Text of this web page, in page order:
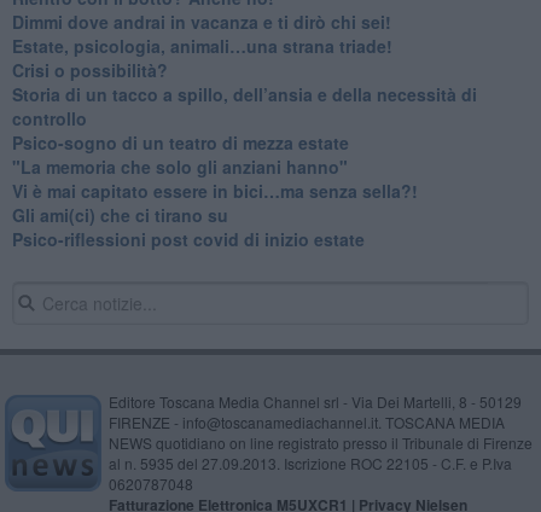
Dimmi dove andrai in vacanza e ti dirò chi sei!
​Estate, psicologia, animali…una strana triade!
​Crisi o possibilità?
​Storia di un tacco a spillo, dell’ansia e della necessità di
controllo
​Psico-sogno di un teatro di mezza estate
"La memoria che solo gli anziani hanno"
​Vi è mai capitato essere in bici…ma senza sella?!
​Gli ami(ci) che ci tirano su
Psico-riflessioni post covid di inizio estate
Editore Toscana Media Channel srl - Via Dei Martelli, 8 - 50129
FIRENZE - info@toscanamediachannel.it. TOSCANA MEDIA
NEWS quotidiano on line registrato presso il Tribunale di Firenze
al n. 5935 del 27.09.2013. Iscrizione ROC 22105 - C.F. e P.Iva
0620787048
Fatturazione Elettronica M5UXCR1 | Privacy Nielsen